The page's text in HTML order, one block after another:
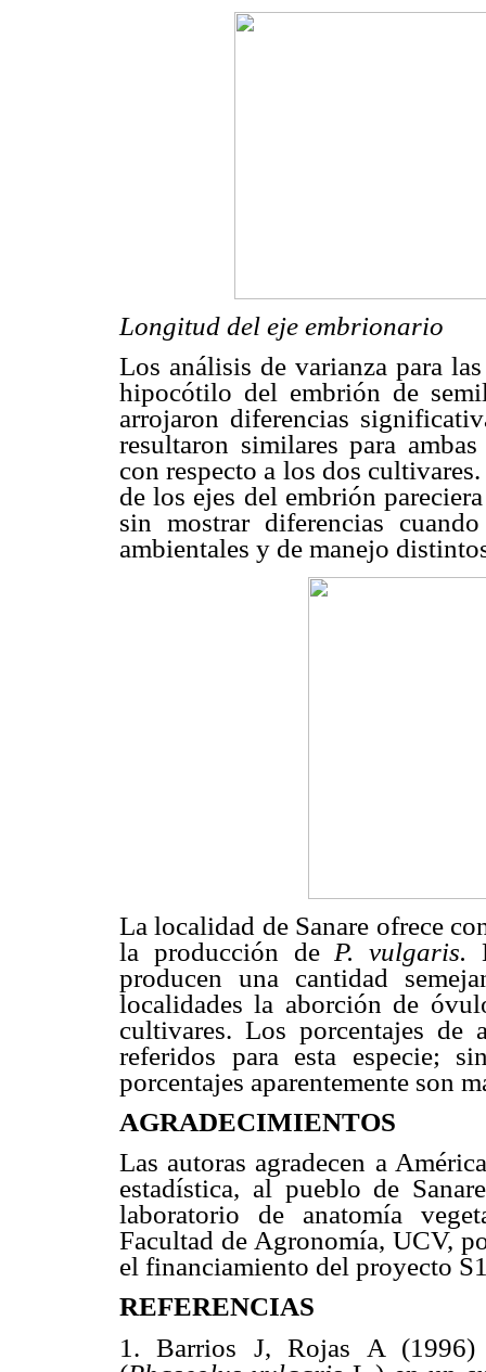
Longitud del eje embrionario
Los análisis de varianza para
hipocótilo del embrión de
arrojaron diferencias
resultaron similares para
con respecto a los dos
de los ejes del embrión
sin mostrar diferencias
ambientales y de manejo
La localidad de Sanare ofrece
la producción de P. vulgaris.
producen una cantidad
localidades la aborción de
cultivares. Los porcentajes de
referidos para esta especie;
porcentajes aparentemente son
AGRADECIMIENTOS
Las autoras agradecen a
estadística, al pueblo de
laboratorio de anatomía
Facultad de Agronomía, UCV,
el financiamiento del proyecto
REFERENCIAS
1. Barrios J, Rojas A (1996)